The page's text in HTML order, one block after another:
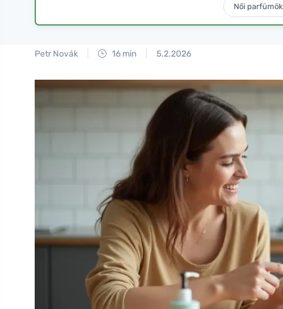
Női parfümök
Petr Novák 16 min 5.2.2026